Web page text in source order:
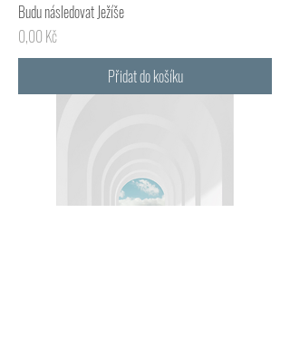
Budu následovat Ježíše
Cena
0,00 Kč
Přidat do košíku